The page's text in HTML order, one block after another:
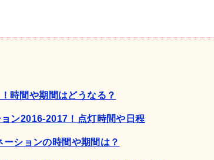
時間や期間はどうなる？
ン2016-2017！点灯時間や日程
ションの時間や期間は？